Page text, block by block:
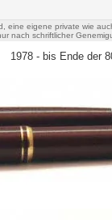
eigene private wie
nach schriftlicher
1978 - bis Ende der